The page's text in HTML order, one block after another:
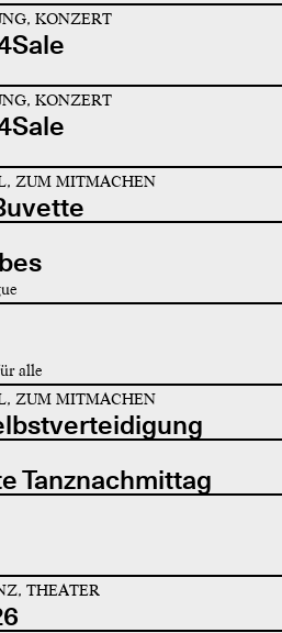
KONZERT
KONZERT
ZUM MITMACHEN
alle
ZUM MITMACHEN
Tanznachmittag
THEATER